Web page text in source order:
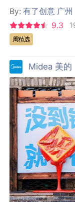
By:有了创意 广州
9.3
周精选
Midea 美的